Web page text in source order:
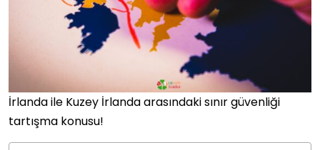
İrlanda ile Kuzey İrlanda arasındaki sınır güvenliği
tartışma konusu!